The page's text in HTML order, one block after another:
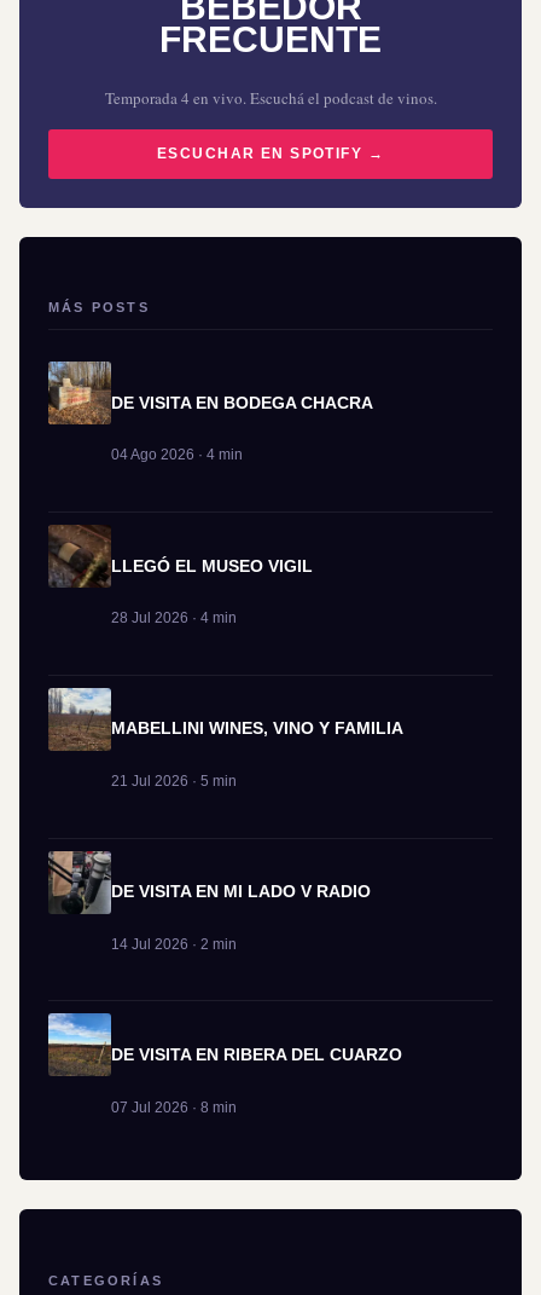
FRECUENTE
Temporada 4 en vivo. Escuchá el podcast de vinos.
ESCUCHAR EN SPOTIFY →
MÁS POSTS
DE VISITA EN BODEGA CHACRA
04 Ago 2026 · 4 min
LLEGÓ EL MUSEO VIGIL
28 Jul 2026 · 4 min
MABELLINI WINES, VINO Y FAMILIA
21 Jul 2026 · 5 min
DE VISITA EN MI LADO V RADIO
14 Jul 2026 · 2 min
DE VISITA EN RIBERA DEL CUARZO
07 Jul 2026 · 8 min
CATEGORÍAS